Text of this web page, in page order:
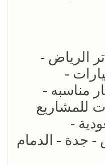
الرياض -
-
- اسعار مناسبه -
للمشاريع
-
- جدة - الدمام